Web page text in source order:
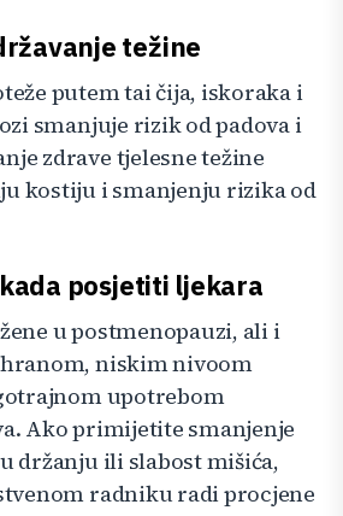
težine
putem tai čija, iskoraka i
smanjuje rizik od padova i
zdrave tjelesne težine
kostiju i smanjenju rizika od
posjetiti ljekara
u postmenopauzi, ali i
niskim nivoom
upotrebom
Ako primijetite smanjenje
držanju ili slabost mišića,
radniku radi procjene